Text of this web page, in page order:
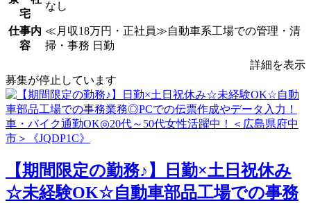
宅
なし
仕事内
容
≪月収18万円・正社員≫自動車系工場での管理・清
掃・事務 日勤
詳細を表示
募集が停止しています
【期間限定の勤務♪】日勤×土日祝休み
☆未経験OK☆自動車部品工場での事務